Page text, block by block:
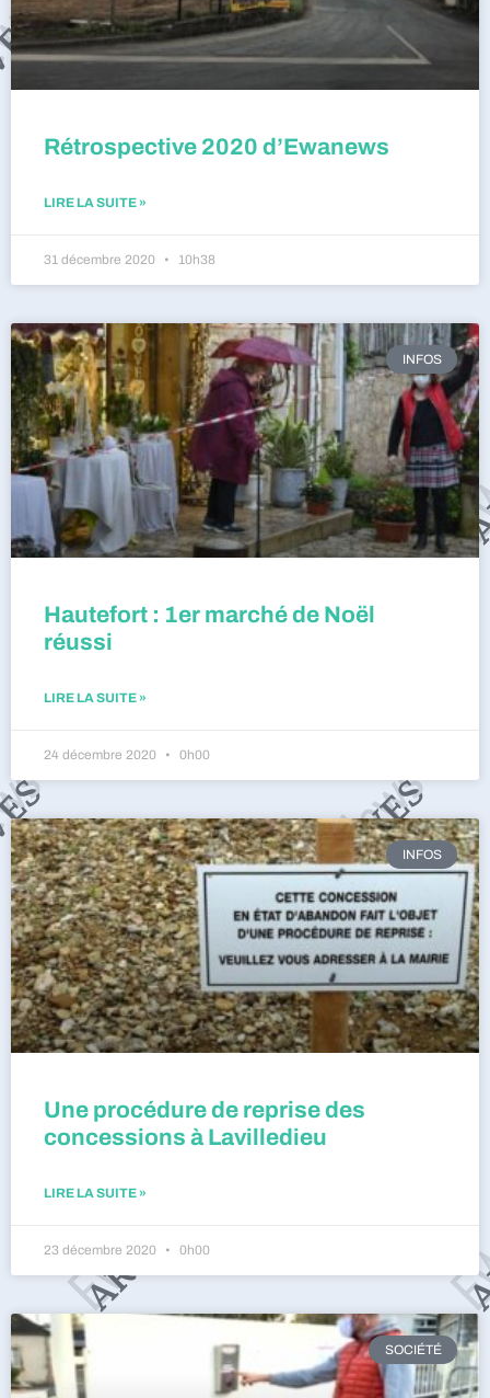
Rétrospective 2020 d’Ewanews
LIRE LA SUITE »
31 décembre 2020 10h38
INFOS
Hautefort : 1er marché de Noël
réussi
LIRE LA SUITE »
24 décembre 2020 0h00
INFOS
Une procédure de reprise des
concessions à Lavilledieu
LIRE LA SUITE »
23 décembre 2020 0h00
SOCIÉTÉ